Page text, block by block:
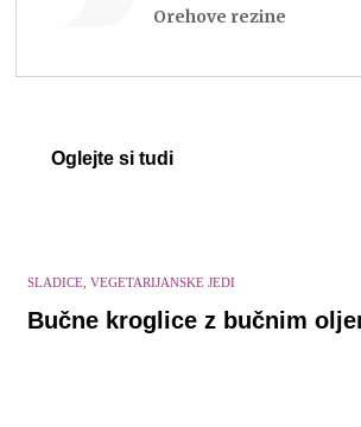
Orehove rezine
Oglejte si tudi
SLADICE, VEGETARIJANSKE JEDI
Bučne kroglice z bučnim